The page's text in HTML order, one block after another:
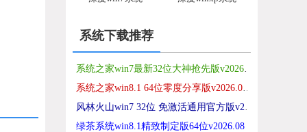
系统下载推荐
系统之家win7最新32位大神抢先版v2026.08
系统之家win8.1 64位零度分享版v2026.08免激活
风林火山win7 32位 免激活通用官方版v2026.08
绿茶系统win8.1精致制定版64位v2026.08